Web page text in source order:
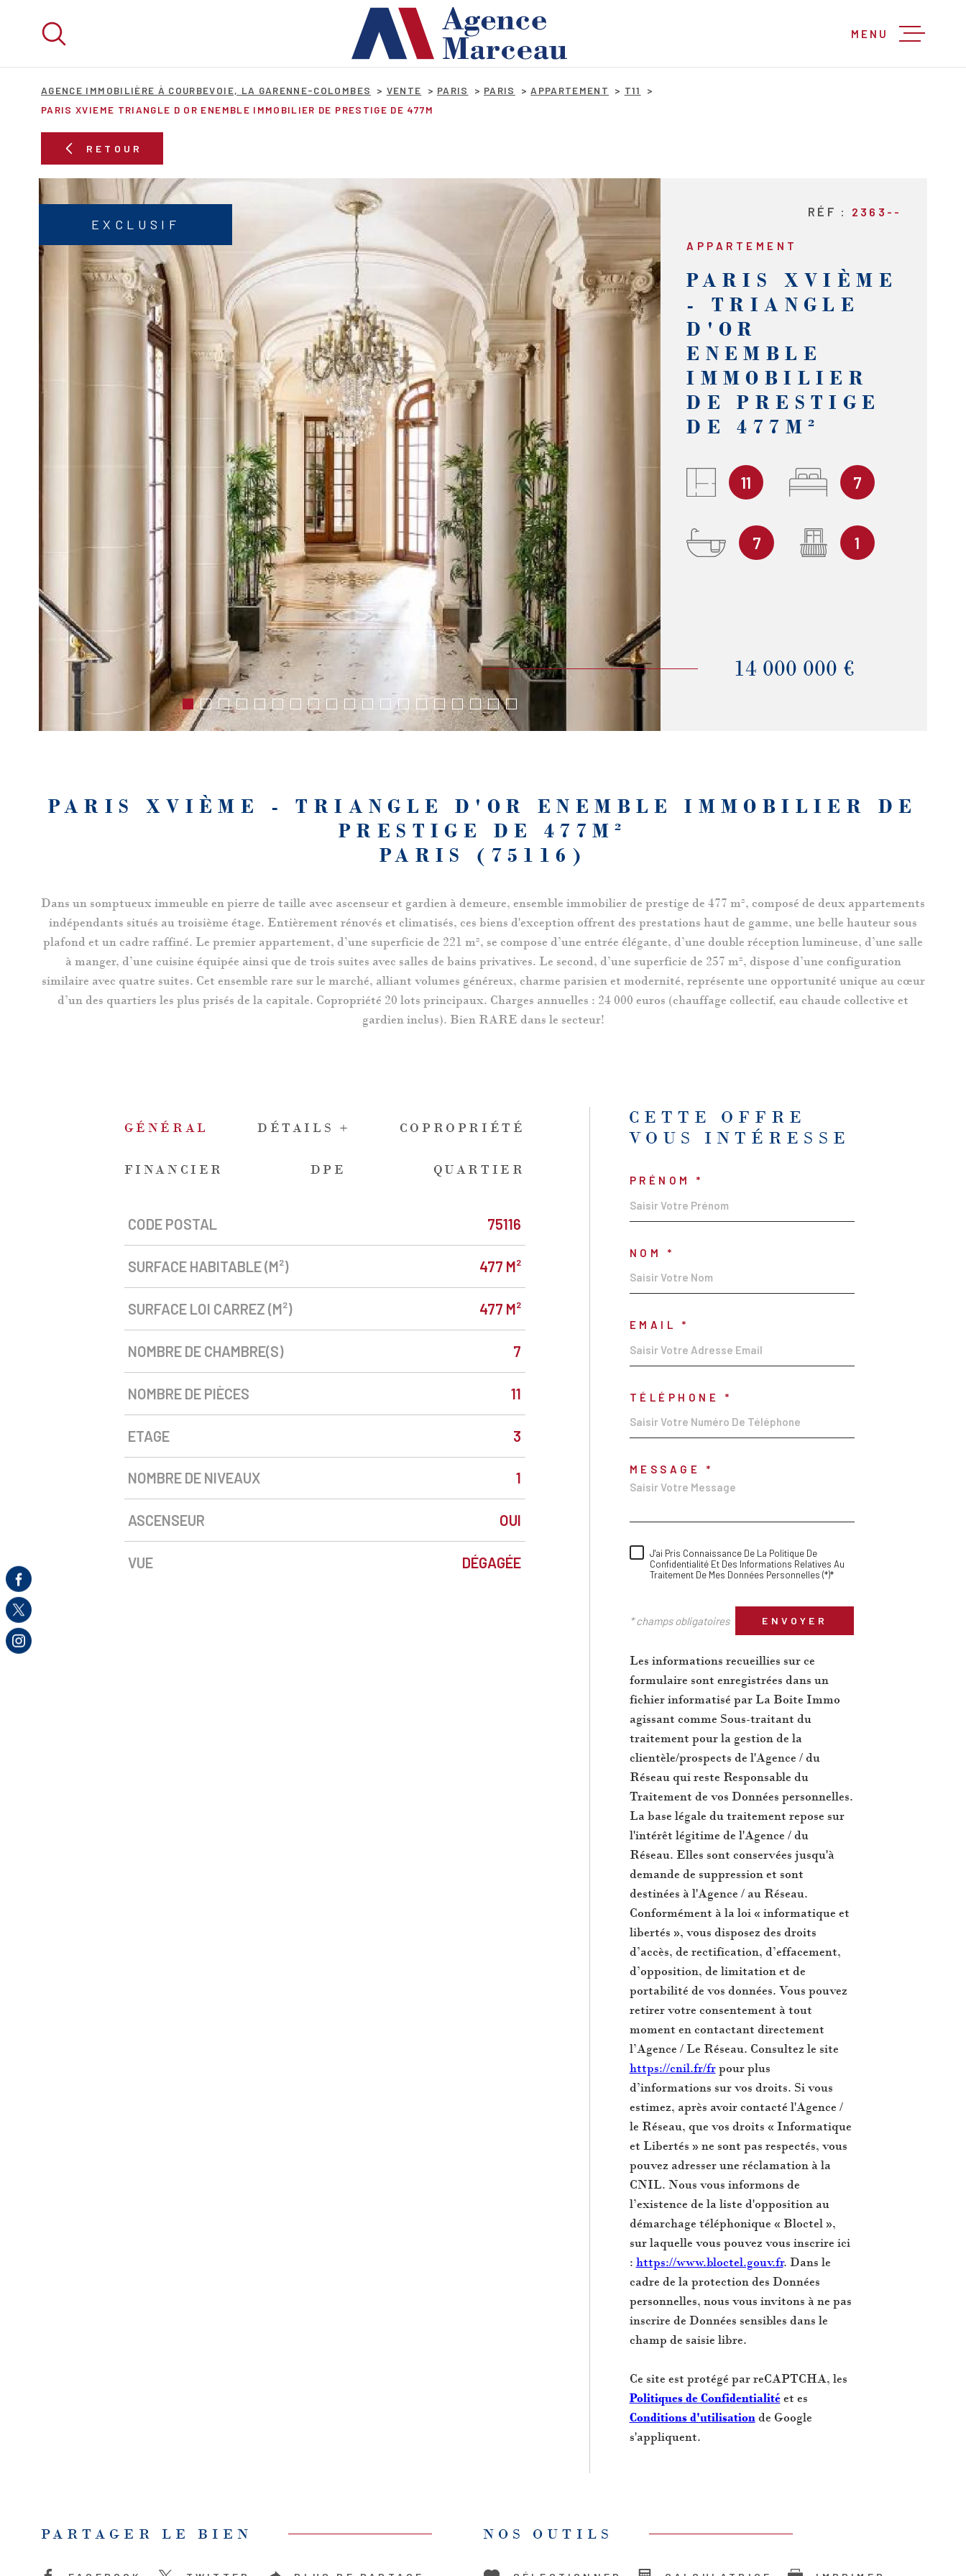
recherche
principal
MENU
AGENCE IMMOBILIÈRE À COURBEVOIE, LA GARENNE-COLOMBES VENTE PARIS PARIS APPARTEMENT
T11
PARIS XVIEME TRIANGLE D OR ENEMBLE IMMOBILIER DE PRESTIGE DE 477M
RETOUR
EXCLUSIF
RÉF : 2363--
APPARTEMENT
PARIS XVIÈME
- TRIANGLE
D'OR
ENEMBLE
IMMOBILIER
DE PRESTIGE
DE 477M²
11 7
7 1
14 000 000 €
PARIS XVIÈME - TRIANGLE D'OR ENEMBLE IMMOBILIER DE
PRESTIGE DE 477M²
PARIS (75116)
Dans un somptueux immeuble en pierre de taille avec ascenseur et gardien à demeure, ensemble immobilier de prestige de 477 m², composé de deux appartements
indépendants situés au troisième étage. Entièrement rénovés et climatisés, ces biens d'exception offrent des prestations haut de gamme, une belle hauteur sous
plafond et un cadre raffiné. Le premier appartement, d’une superficie de 221 m², se compose d’une entrée élégante, d’une double réception lumineuse, d’une salle
à manger, d’une cuisine équipée ainsi que de trois suites avec salles de bains privatives. Le second, d’une superficie de 257 m², dispose d’une configuration
similaire avec quatre suites. Cet ensemble rare sur le marché, alliant volumes généreux, charme parisien et modernité, représente une opportunité unique au cœur
d’un des quartiers les plus prisés de la capitale. Copropriété 20 lots principaux. Charges annuelles : 24 000 euros (chauffage collectif, eau chaude collective et
gardien inclus). Bien RARE dans le secteur!
GÉNÉRAL DÉTAILS + COPROPRIÉTÉ
FINANCIER DPE QUARTIER
Caractérisque Valeurs
CODE POSTAL 75116
SURFACE HABITABLE (M²) 477 M²
SURFACE LOI CARREZ (M²) 477 M²
NOMBRE DE CHAMBRE(S) 7
NOMBRE DE PIÈCES 11
ETAGE 3
NOMBRE DE NIVEAUX 1
ASCENSEUR OUI
VUE DÉGAGÉE
CETTE OFFRE
VOUS INTÉRESSE
PRÉNOM *
NOM *
EMAIL *
TÉLÉPHONE *
MESSAGE *
J'ai Pris Connaissance De La Politique De
Confidentialité Et Des Informations Relatives Au
Traitement De Mes Données Personnelles (*)*
* champs obligatoires ENVOYER
Les informations recueillies sur ce
formulaire sont enregistrées dans un
fichier informatisé par La Boite Immo
agissant comme Sous-traitant du
traitement pour la gestion de la
clientèle/prospects de l'Agence / du
Réseau qui reste Responsable du
Traitement de vos Données personnelles.
La base légale du traitement repose sur
l'intérêt légitime de l'Agence / du
Réseau. Elles sont conservées jusqu'à
demande de suppression et sont
destinées à l'Agence / au Réseau.
Conformément à la loi « informatique et
libertés », vous disposez des droits
d’accès, de rectification, d’effacement,
d’opposition, de limitation et de
portabilité de vos données. Vous pouvez
retirer votre consentement à tout
moment en contactant directement
l’Agence / Le Réseau. Consultez le site
https://cnil.fr/frpour plus
d’informations sur vos droits. Si vous
estimez, après avoir contacté l'Agence /
le Réseau, que vos droits « Informatique
et Libertés » ne sont pas respectés, vous
pouvez adresser une réclamation à la
CNIL. Nous vous informons de
l’existence de la liste d'opposition au
démarchage téléphonique « Bloctel »,
sur laquelle vous pouvez vous inscrire ici
: https://www.bloctel.gouv.fr. Dans le
cadre de la protection des Données
personnelles, nous vous invitons à ne pas
inscrire de Données sensibles dans le
champ de saisie libre.
Ce site est protégé par reCAPTCHA, les
Politiques de Confidentialitéet es
Conditions d'utilisationde Google
s'appliquent.
PARTAGER LE BIEN NOS OUTILS